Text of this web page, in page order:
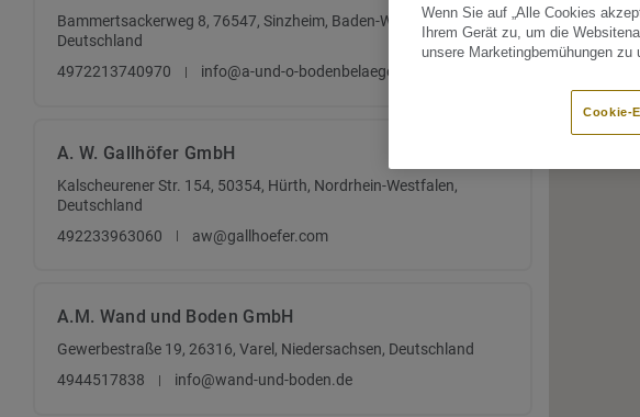
Bammertsackerweg 8, 76547, Sinzheim, Baden-Württemberg,
Deutschland
4972213740970
info@a-und-o-bodenbelaege.de
A. W. Gallhöfer GmbH
Kalscheurener Str. 154, 50354, Hürth, Nordrhein-Westfalen,
Deutschland
492233963060
aw@gallhoefer.com
A.M. Wand und Boden GmbH
Gewerbestraße 19, 26316, Varel, Niedersachsen, Deutschland
4944517838
info@wand-und-boden.de
Wenn Sie auf „Alle Cookies
Ihrem Gerät zu, um die
unsere Marketingbemühungen zu
Cookie-